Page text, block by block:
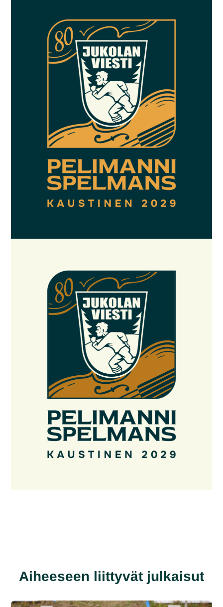
Aiheeseen liittyvät julkaisut